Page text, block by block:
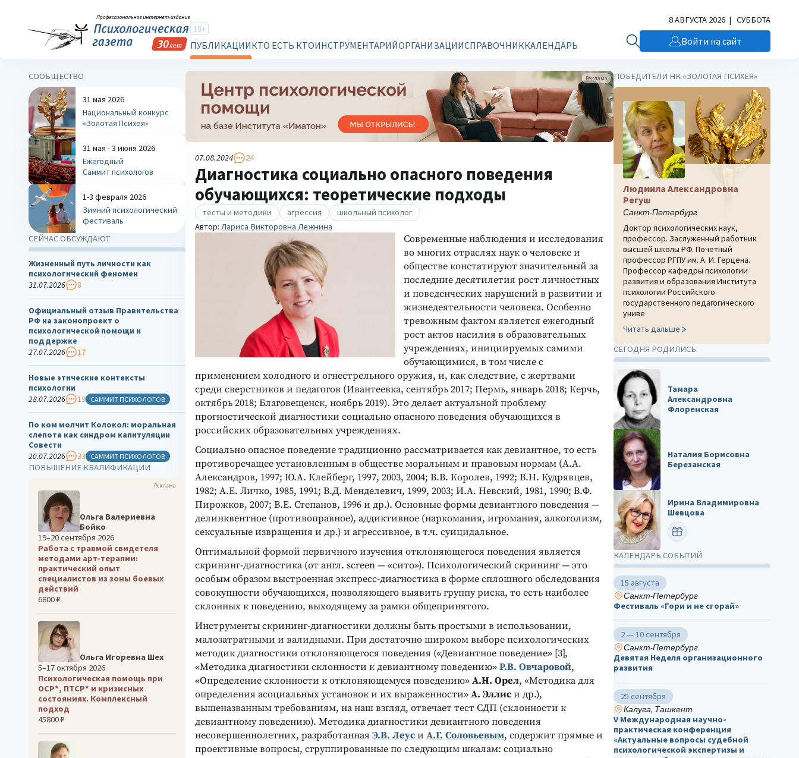
18+
ПУБЛИКАЦИИКТО ЕСТЬ КТОИНСТРУМЕНТАРИЙОРГАНИЗАЦИИСПРАВОЧНИККАЛЕНДАРЬ
8 АВГУСТА 2026 | СУББОТА
Войти на сайт
Реклама
07.08.2024 24
Диагностика социально опасного поведения
обучающихся: теоретические подходы
тесты и методики агрессия
школьный психолог
Автор: Лариса Викторовна Лежнина
Современные наблюдения и исследования
во многих отраслях наук о человеке и
обществе констатируют значительный за
последние десятилетия рост личностных
и поведенческих нарушений в развитии и
жизнедеятельности человека. Особенно
тревожным фактом является ежегодный
рост актов насилия в образовательных
учреждениях, инициируемых самими
обучающимися, в том числе с
применением холодного и огнестрельного оружия, и, как следствие, с жертвами
среди сверстников и педагогов (Ивантеевка, сентябрь 2017; Пермь, январь 2018; Керчь,
октябрь 2018; Благовещенск, ноябрь 2019). Это делает актуальной проблему
прогностической диагностики социально опасного поведения обучающихся в
российских образовательных учреждениях.
Социально опасное поведение традиционно рассматривается как девиантное, то есть
противоречащее установленным в обществе моральным и правовым нормам (А.А.
Александров, 1997; Ю.А. Клейберг, 1997, 2003, 2004; В.В. Королев, 1992; В.Н. Кудрявцев,
1982; А.Е. Личко, 1985, 1991; В.Д. Менделевич, 1999, 2003; И.А. Невский, 1981, 1990; В.Ф.
Пирожков, 2007; В.Е. Степанов, 1996 и др.). Основные формы девиантного поведения —
делинквентное (противоправное), аддиктивное (наркомания, игромания, алкоголизм,
сексуальные извращения и др.) и агрессивное, в т.ч. суицидальное.
Оптимальной формой первичного изучения отклоняющегося поведения является
скрининг-диагностика (от англ. screen — «сито»). Психологический скрининг — это
особым образом выстроенная экспресс-диагностика в форме сплошного обследования
совокупности обучающихся, позволяющего выявить группу риска, то есть наиболее
склонных к поведению, выходящему за рамки общепринятого.
Инструменты скрининг-диагностики должны быть простыми в использовании,
малозатратными и валидными. При достаточно широком выборе психологических
методик диагностики отклоняющегося поведения («Девиантное поведение» [3],
«Методика диагностики склонности к девиантному поведению»Р.В. Овчаровой,
«Определение склонности к отклоняющемуся поведению»А.Н. Орел, «Методика для
определения асоциальных установок и их выраженности»А. Эллиси др.),
вышеназванным требованиям, на наш взгляд, отвечает тест СДП (склонности к
девиантному поведению). Методика диагностики девиантного поведения
несовершеннолетних, разработанная Э.В. Леуси А.Г. Соловьевым, содержит прямые и
проективные вопросы, сгруппированные по следующим шкалам: социально
СООБЩЕСТВО
31 мая 2026
Национальный конкурс
«Золотая Психея»
31 мая - 3 июня 2026
Ежегодный
Саммит психологов
1-3 февраля 2026
Зимний психологический
фестиваль
СЕЙЧАС ОБСУЖДАЮТ
Жизненный путь личности как
психологический феномен
31.07.2026
8
Официальный отзыв Правительства
РФ на законопроект о
психологической помощи и
поддержке
27.07.2026
17
Новые этические контексты
психологии
28.07.2026
19 САММИТ ПСИХОЛОГОВ
По ком молчит Колокол: моральная
слепота как синдром капитуляции
Совести
20.07.2026
33 САММИТ ПСИХОЛОГОВ
ПОВЫШЕНИЕ КВАЛИФИКАЦИИ
Реклама
Ольга Валериевна
Бойко
19–20 сентября 2026
Работа с травмой свидетеля
методами арт-терапии:
практический опыт
специалистов из зоны боевых
действий
6800 ₽
Ольга Игоревна Шех
5–17 октября 2026
Психологическая помощь при
ОСР*, ПТСР* и кризисных
состояниях. Комплексный
подход
45800 ₽
ПОБЕДИТЕЛИ НК «ЗОЛОТАЯ ПСИХЕЯ»
Людмила Александровна
Регуш
Санкт-Петербург
Доктор психологических наук,
профессор. Заслуженный работник
высшей школы РФ. Почетный
профессор РГПУ им. А. И. Герцена.
Профессор кафедры психологии
развития и образования Института
психологии Российского
государственного педагогического
униве
Читать дальше
СЕГОДНЯ РОДИЛИСЬ
Тамара
Александровна
Флоренская
Наталия Борисовна
Березанская
Ирина Владимировна
Шевцова
ПОЗДРАВИТЬ
КАЛЕНДАРЬ СОБЫТИЙ
15 августа
Санкт-Петербург
Фестиваль «Гори и не сгорай»
2 — 10 сентября
Санкт-Петербург
Девятая Неделя организационного
развития
25 сентября
Калуга, Ташкент
V Международная научно-
практическая конференция
«Актуальные вопросы судебной
психологической экспертизы и